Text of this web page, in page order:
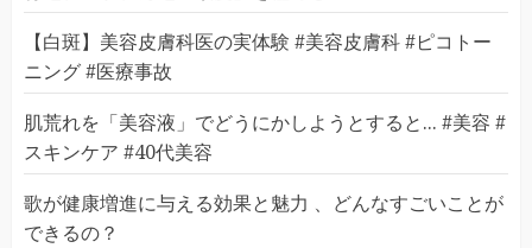
【白斑】美容皮膚科医の実体験 #美容皮膚科 #ピコトー
ニング #医療事故
肌荒れを「美容液」でどうにかしようとすると... #美容 #
スキンケア #40代美容
歌が健康増進に与える効果と魅力 、どんなすごいことが
できるの？